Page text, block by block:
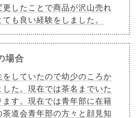
更したことで商品が沢山売れ
も良い経験をしました。
場合
していたので幼少のころか
した。現在では茶名までいた
ます。現在では青年部に在籍
茶道会青年部の方々と顔見知